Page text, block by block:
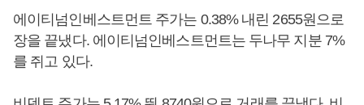
에이티넘인베스트먼트 주가는 0.38% 내린 2655원으로
장을 끝냈다. 에이티넘인베스트먼트는 두나무 지분 7%
를 쥐고 있다.